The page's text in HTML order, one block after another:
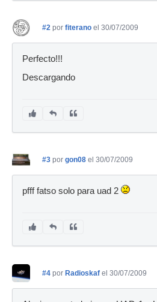
#2 por fiterano el 30/07/2009
Perfecto!!!
Descargando
#3 por gon08 el 30/07/2009
pfff fatso solo para uad 2
#4 por Radioskaf el 30/07/2009